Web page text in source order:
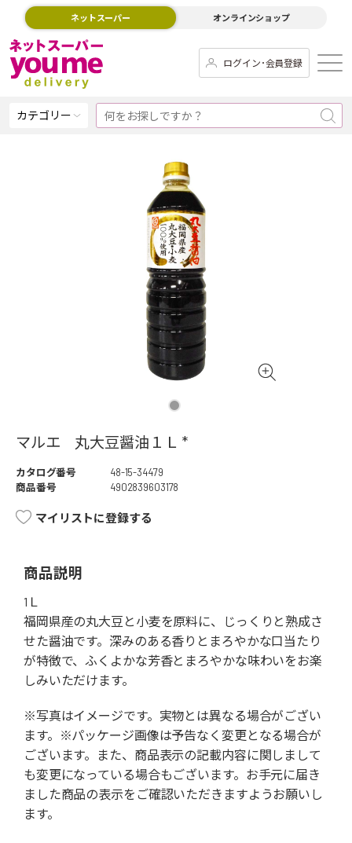
ネットスーパー オンラインショップ
ログイン･会員登録
カテゴリー
マルエ 丸大豆醤油１Ｌ *
カタログ番号
48-15-34479
商品番号
4902839603178
マイリストに登録する
商品説明
1Ｌ
福岡県産の丸大豆と小麦を原料に、じっくりと熟成さ
せた醤油です。深みのある香りとまろやかな口当たり
が特徴で、ふくよかな芳香とまろやかな味わいをお楽
しみいただけます。
※写真はイメージです。実物とは異なる場合がござい
ます。※パッケージ画像は予告なく変更となる場合が
ございます。また、商品表示の記載内容に関しまして
も変更になっている場合もございます。お手元に届き
ました商品の表示をご確認いただきますようお願いし
ます。